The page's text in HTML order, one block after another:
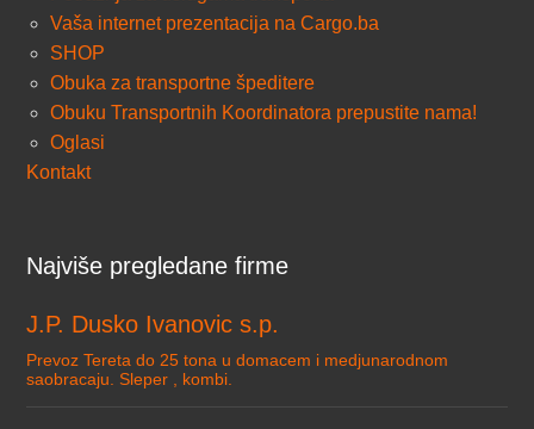
Vaša internet prezentacija na Cargo.ba
SHOP
Obuka za transportne špeditere
Obuku Transportnih Koordinatora prepustite nama!
Oglasi
Kontakt
Najviše pregledane firme
J.P. Dusko Ivanovic s.p.
Prevoz Tereta do 25 tona u domacem i medjunarodnom
saobracaju. Sleper , kombi.